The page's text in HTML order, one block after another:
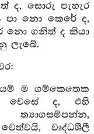
ද, සොරු පැහැර
නො කෙරේ ද,
නො ගනිත් ද කියා
ලැබේ.
ම ගම්කෙතෙක
වෙසේ ද, එහි
ත්‍යාගසම්පන්න,
වෘද්ධශීලී